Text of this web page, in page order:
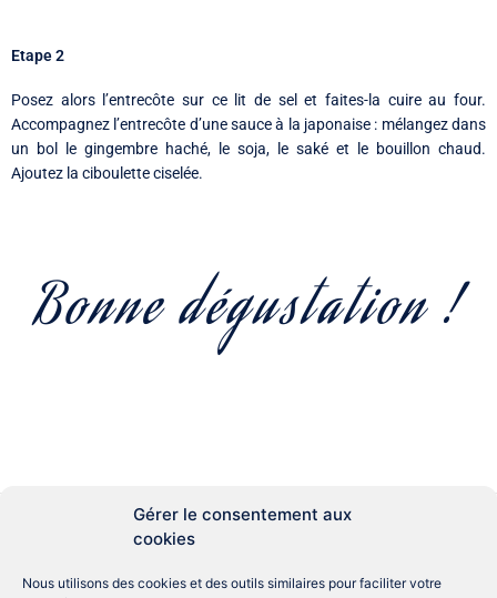
Gérer le consentement aux
cookies
Nous utilisons des cookies et des outils similaires pour faciliter votre
Etape 2
Posez alors l’entrecôte sur ce lit de sel et faites-la cuire au four.
Accompagnez l’entrecôte d’une sauce à la japonaise : mélangez dans
un bol le gingembre haché, le soja, le saké et le bouillon chaud.
Ajoutez la ciboulette ciselée.
Bonne dégustation !
Aide Aménagement